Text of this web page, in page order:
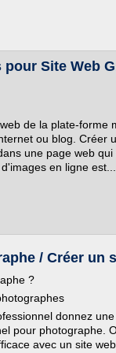
Site Web
de la plate-forme
ou blog. Créer
une page web
en ligne est...
/ Créer un
?
donnez
pour photographe.
avec un site